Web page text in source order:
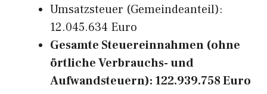
Umsatzsteuer (Gemeindeanteil):
12.045.634 Euro
Gesamte Steuereinnahmen (ohne
örtliche Verbrauchs- und
Aufwandsteuern): 122.939.758 Euro